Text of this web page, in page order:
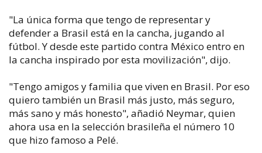
"La única forma que tengo de representar y
defender a Brasil está en la cancha, jugando al
fútbol. Y desde este partido contra México entro en
la cancha inspirado por esta movilización", dijo.
"Tengo amigos y familia que viven en Brasil. Por eso
quiero también un Brasil más justo, más seguro,
más sano y más honesto", añadió Neymar, quien
ahora usa en la selección brasileña el número 10
que hizo famoso a Pelé.